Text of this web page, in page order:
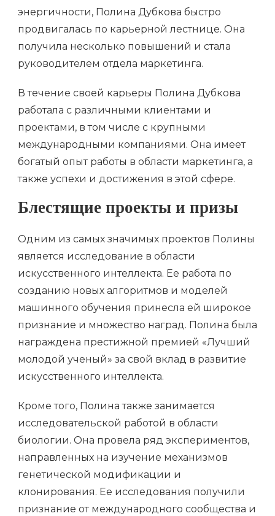
энергичности, Полина Дубкова быстро
продвигалась по карьерной лестнице. Она
получила несколько повышений и стала
руководителем отдела маркетинга.
В течение своей карьеры Полина Дубкова
работала с различными клиентами и
проектами, в том числе с крупными
международными компаниями. Она имеет
богатый опыт работы в области маркетинга, а
также успехи и достижения в этой сфере.
Блестящие проекты и призы
Одним из самых значимых проектов Полины
является исследование в области
искусственного интеллекта. Ее работа по
созданию новых алгоритмов и моделей
машинного обучения принесла ей широкое
признание и множество наград. Полина была
награждена престижной премией «Лучший
молодой ученый» за свой вклад в развитие
искусственного интеллекта.
Кроме того, Полина также занимается
исследовательской работой в области
биологии. Она провела ряд экспериментов,
направленных на изучение механизмов
генетической модификации и
клонирования. Ее исследования получили
признание от международного сообщества и